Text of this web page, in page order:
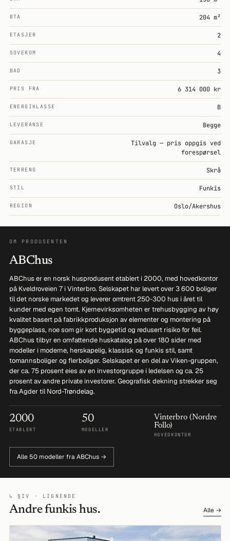
BTA 204 m²
ETASJER 2
SOVEROM 4
BAD 3
PRIS FRA 6 314 000 kr
ENERGIKLASSE B
LEVERANSE Begge
GARASJE
Tilvalg — pris oppgis ved
forespørsel
TERRENG Skrå
STIL Funkis
REGION Oslo/Akershus
OM PRODUSENTEN
ABChus
ABChus er en norsk husprodusent etablert i 2000, med hovedkontor
på Kveldroveien 7 i Vinterbro. Selskapet har levert over 3 600 boliger
til det norske markedet og leverer omtrent 250-300 hus i året til
kunder med egen tomt. Kjernevirksomheten er trehusbygging av høy
kvalitet basert på fabrikkproduksjon av elementer og montering på
byggeplass, noe som gir kort byggetid og redusert risiko for feil.
ABChus tilbyr en omfattende huskatalog på over 180 sider med
modeller i moderne, herskapelig, klassisk og funkis stil, samt
tomannsboliger og flerboliger. Selskapet er en del av Viken-gruppen,
der ca. 75 prosent eies av en investorgruppe i ledelsen og ca. 25
prosent av andre private investorer. Geografisk dekning strekker seg
fra Agder til Nord-Trøndelag.
2000
ETABLERT
50
MODELLER
Vinterbro (Nordre
Follo)
HOVEDKONTOR
Alle 50 modeller fra ABChus →
↳ §IV · LIGNENDE
Andre funkis hus. Alle →